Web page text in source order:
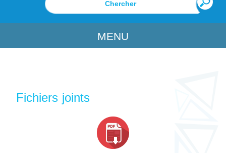
MENU
Fichiers joints